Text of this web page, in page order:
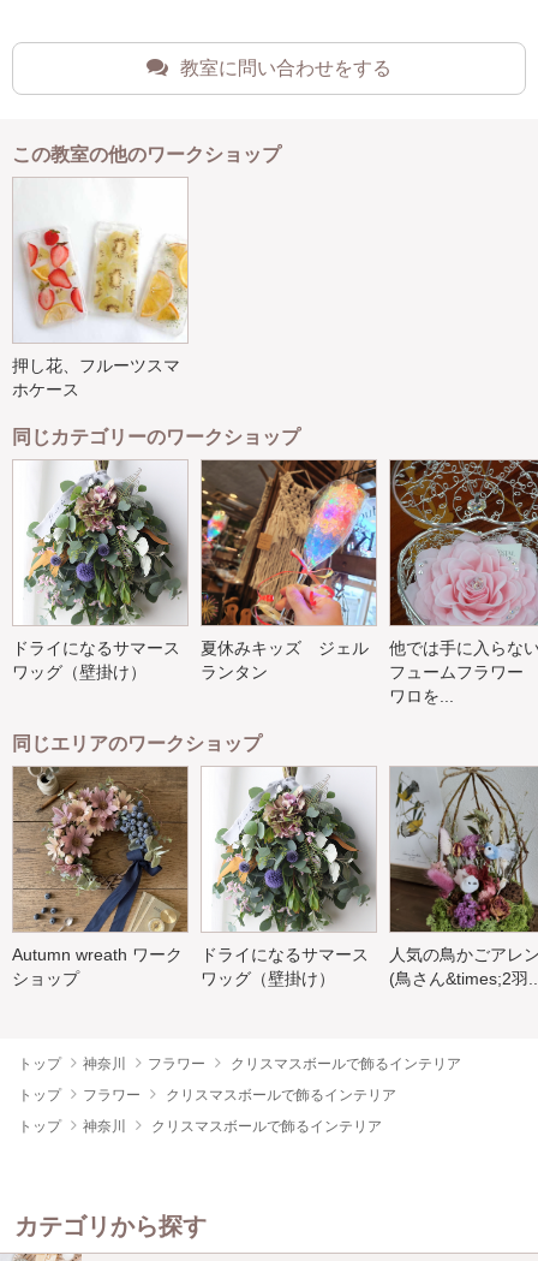
教室に問い合わせをする
この教室の他のワークショップ
押し花、フルーツスマ
ホケース
同じカテゴリーのワークショップ
ドライになるサマース
ワッグ（壁掛け）
夏休みキッズ ジェル
ランタン
他では手に入らな
フュームフラワー
ワロを...
同じエリアのワークショップ
Autumn wreath ワーク
ショップ
ドライになるサマース
ワッグ（壁掛け）
人気の鳥かごアレ
(鳥さん&times;2羽
トップ 神奈川 フラワー
クリスマスボールで飾るインテリア
トップ
フラワー
クリスマスボールで飾るインテリア
トップ
神奈川 クリスマスボールで飾るインテリア
カテゴリから探す